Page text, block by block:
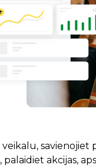
savienojiet
palaidiet akcijas,